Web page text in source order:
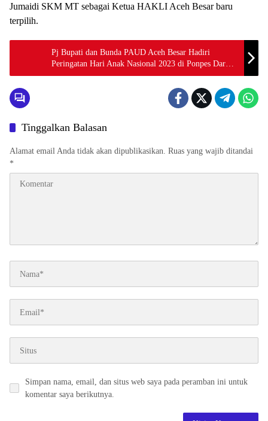
Jumaidi SKM MT sebagai Ketua HAKLI Aceh Besar baru
terpilih.
Pj Bupati dan Bunda PAUD Aceh Besar Hadiri
Peringatan Hari Anak Nasional 2023 di Ponpes Dar
Maryam Kuta Malaka
Tinggalkan Balasan
Alamat email Anda tidak akan dipublikasikan. Ruas yang wajib ditandai
*
Simpan nama, email, dan situs web saya pada peramban ini untuk
komentar saya berikutnya.